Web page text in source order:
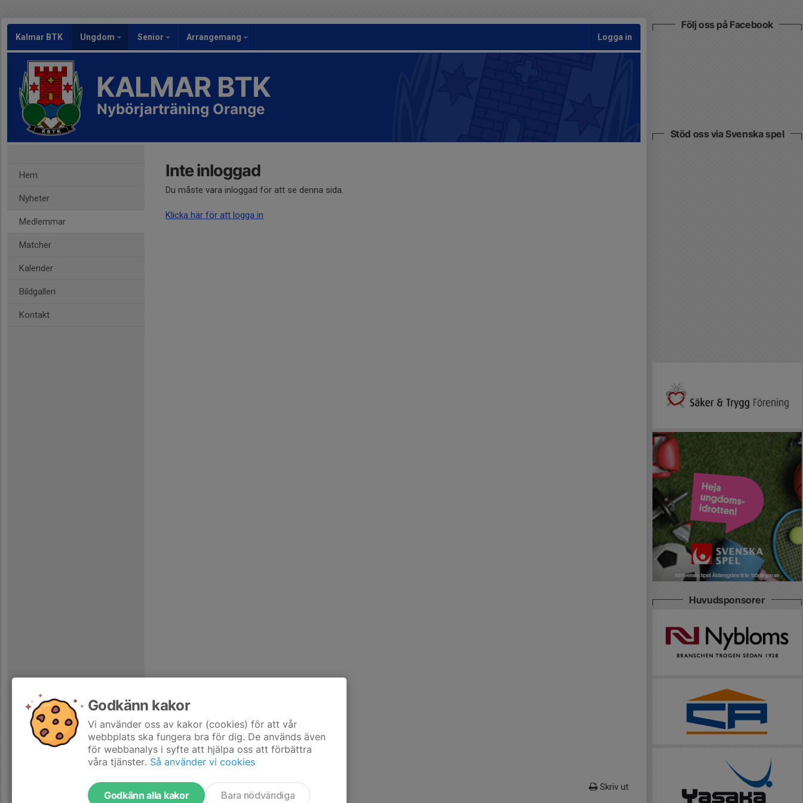
Kalmar BTK Ungdom Senior Arrangemang Logga in
KALMAR BTK
Nybörjarträning Orange
Hem
Nyheter
Medlemmar
Matcher
Kalender
Bildgalleri
Kontakt
Inte inloggad
Du måste vara inloggad för att se denna sida.
Klicka här för att logga in
Skriv ut
Följ oss på Facebook
Stöd oss via Svenska spel
Huvudsponsorer
Godkänn kakor
Vi använder oss av kakor (cookies) för att vår
webbplats ska fungera bra för dig. De används även
för webbanalys i syfte att hjälpa oss att förbättra
våra tjänster. Så använder vi cookies
Godkänn alla kakor Bara nödvändiga